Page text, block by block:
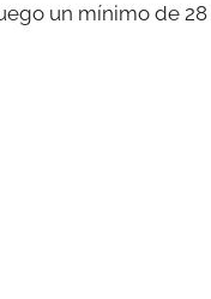
un mínimo de